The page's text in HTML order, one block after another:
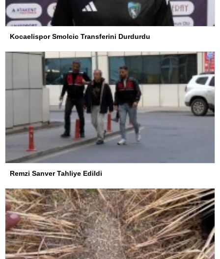
Kocaelispor Smolcic Transferini Durdurdu
Remzi Sanver Tahliye Edildi